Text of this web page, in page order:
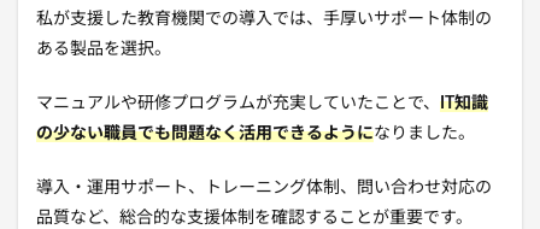
私が支援した教育機関での導入では、手厚いサポート体制の
ある製品を選択。
マニュアルや研修プログラムが充実していたことで、 IT知識
の少ない職員でも問題なく活用できるようになりました。
導入・運用サポート、トレーニング体制、問い合わせ対応の
品質など、総合的な支援体制を確認することが重要です。